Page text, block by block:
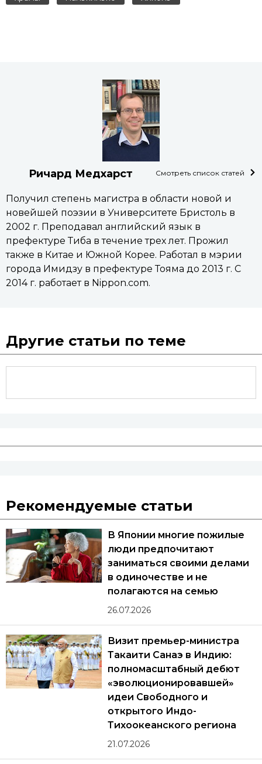
Ричард Медхарст Смотреть список статей
Получил степень магистра в области новой и
новейшей поэзии в Университете Бристоль в
2002 г. Преподавал английский язык в
префектуре Тиба в течение трех лет. Прожил
также в Китае и Южной Корее. Работал в мэрии
города Имидзу в префектуре Тояма до 2013 г. С
2014 г. работает в Nippon.com.
Другие статьи по теме
Рекомендуемые статьи
В Японии многие пожилые
люди предпочитают
заниматься своими делами
в одиночестве и не
полагаются на семью
26.07.2026
Визит премьер-министра
Такаити Санаэ в Индию:
полномасштабный дебют
«эволюционировавшей»
идеи Свободного и
открытого Индо-
Тихоокеанского региона
21.07.2026